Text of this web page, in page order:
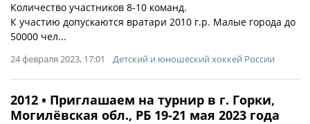
Количество участников 8-10 команд.
К участию допускаются вратари 2010 г.р. Малые города до
50000 чел...
24 февраля 2023, 17:01 Детский и юношеский хоккей России
2012 • Приглашаем на турнир в г. Горки,
Могилёвская обл., РБ 19-21 мая 2023 года